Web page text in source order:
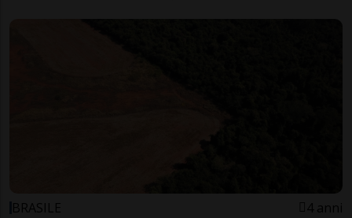
BRASILE 4 anni